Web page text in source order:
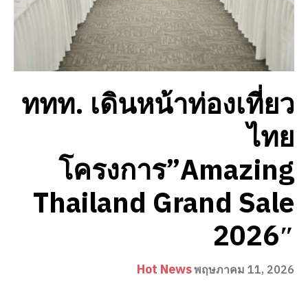
ททท. เดินหน้าท่องเที่ยว
ไทย
โครงการ”Amazing
Thailand Grand Sale
2026″
Hot Newsพฤษภาคม 11, 2026